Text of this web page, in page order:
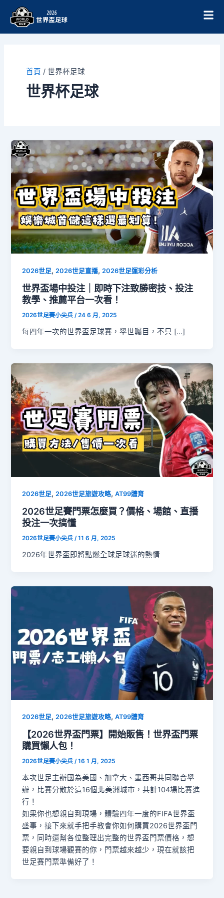
首頁 / 世界杯足球
世界杯足球
2026世足,2026世足直播,2026世足運彩分析
世界盃場中投注｜即時下注致勝密技、投注
教學、推薦平台一次看！
2026世足賽小尖兵/24 6 月, 2025
每四年一次的世界盃足球賽，舉世矚目，不只 […]
2026世足,2026世足旅遊攻略,AT99體育
2026世足賽門票怎麼買？價格、場館、直播
投注一次搞懂
2026世足賽小尖兵/11 6 月, 2025
2026年世界盃即將點燃全球足球迷的熱情
2026世足,2026世足旅遊攻略,AT99體育
【2026世界盃門票】開始販售！世界盃門票
購買懶人包！
2026世足賽小尖兵/16 1 月, 2025
本次世足主辦國為美國、加拿大、墨西哥共同聯合舉
辦，比賽分散於這16個北美洲城市，共計104場比賽進
行！
如果你也想親自到現場，體驗四年一度的FIFA世界盃
盛事，接下來就手把手教會你如何購買2026世界盃門
票，同時還幫各位整理出完整的世界盃門票價格，想
要親自到球場觀賽的你，門票越來越少，現在就該把
世足賽門票準備好了！